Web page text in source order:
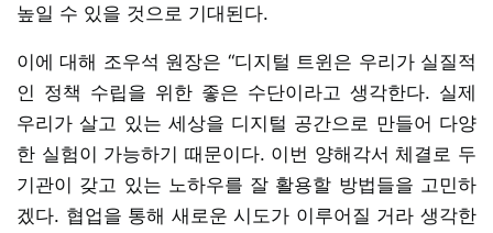
높일 수 있을 것으로 기대된다.
이에 대해 조우석 원장은 “디지털 트윈은 우리가 실질적
인 정책 수립을 위한 좋은 수단이라고 생각한다. 실제
우리가 살고 있는 세상을 디지털 공간으로 만들어 다양
한 실험이 가능하기 때문이다. 이번 양해각서 체결로 두
기관이 갖고 있는 노하우를 잘 활용할 방법들을 고민하
겠다. 협업을 통해 새로운 시도가 이루어질 거라 생각한